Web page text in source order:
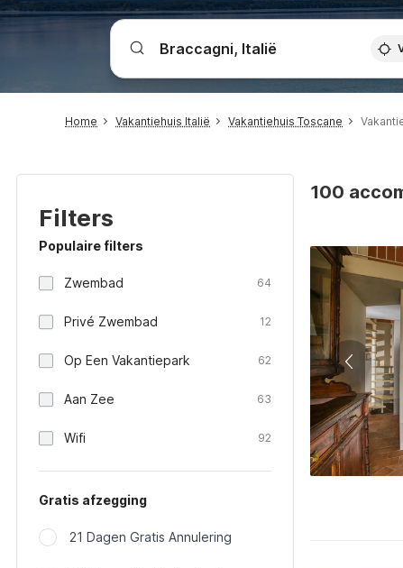
Home Vakantiehuis Italië Vakantiehuis Toscane
Filters
Populaire filters
Zwembad 64
Privé Zwembad 12
Op Een Vakantiepark 62
Aan Zee 63
Wifi 92
Gratis afzegging
21 Dagen Gratis Annulering
100